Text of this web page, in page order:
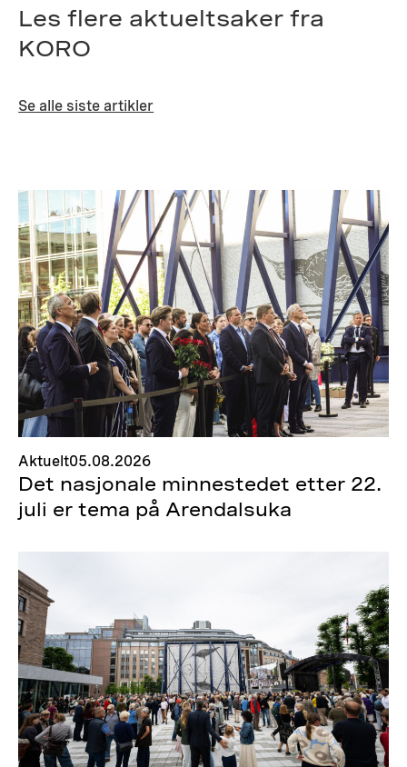
Les flere aktueltsaker fra
KORO
Se alle siste artikler
Aktuelt05.08.2026
Det nasjonale minnestedet etter 22.
juli er tema på Arendalsuka